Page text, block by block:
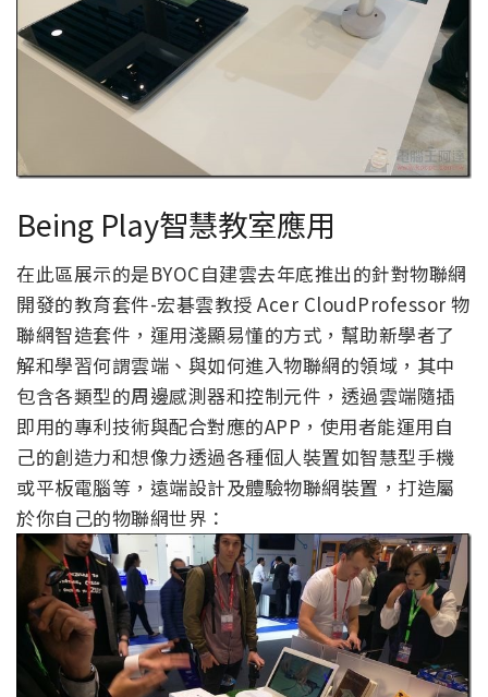
Being Play智慧教室應用
在此區展示的是BYOC自建雲去年底推出的針對物聯網
開發的教育套件-宏碁雲教授 Acer CloudProfessor 物
聯網智造套件，運用淺顯易懂的方式，幫助新學者了
解和學習何謂雲端、與如何進入物聯網的領域，其中
包含各類型的周邊感測器和控制元件，透過雲端隨插
即用的專利技術與配合對應的APP，使用者能運用自
己的創造力和想像力透過各種個人裝置如智慧型手機
或平板電腦等，遠端設計及體驗物聯網裝置，打造屬
於你自己的物聯網世界：